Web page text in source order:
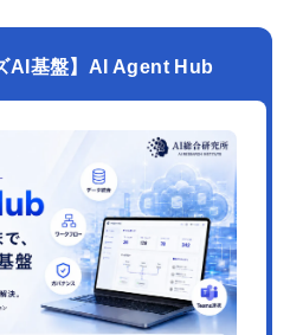
AI基盤】AI Agent Hub